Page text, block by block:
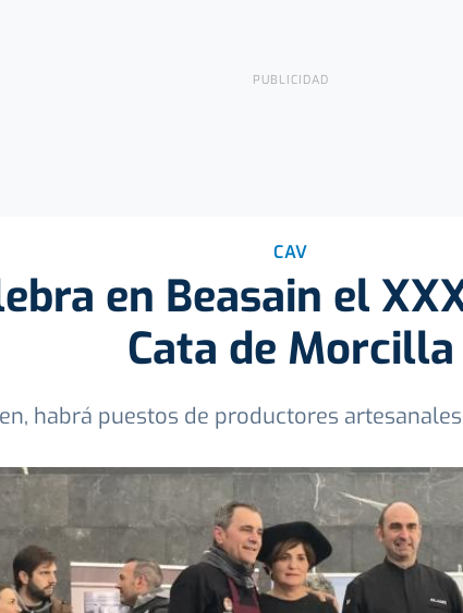
CAV
en Beasain el
Cata de Morcilla
habrá puestos de productores